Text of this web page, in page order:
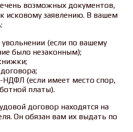
возможных документов,
исковому заявлению. В вашем
(если по вашему
было незаконным);
(если имеет место спор,
платы).
договор находятся на
Он обязан вам их выдать по